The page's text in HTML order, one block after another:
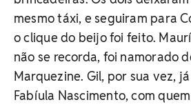
mesmo táxi, e seguiram para
o clique do beijo foi feito.
não se recorda, foi namorado
Marquezine. Gil, por sua vez,
Fabíula Nascimento, com